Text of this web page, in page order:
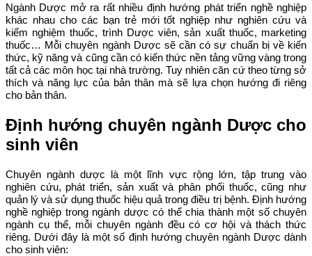
Ngành Dược mở ra rất nhiều định hướng phát triển nghề nghiệp
khác nhau cho các bạn trẻ mới tốt nghiệp như nghiên cứu và
kiểm nghiệm thuốc, trình Dược viên, sản xuất thuốc, marketing
thuốc… Mỗi chuyên ngành Dược sẽ cần có sự chuẩn bị về kiến
thức, kỹ năng và cũng cần có kiến thức nền tảng vững vàng trong
tất cả các môn học tại nhà trường. Tuy nhiên căn cứ theo từng sở
thích và năng lực của bản thân mà sẽ lựa chọn hướng đi riêng
cho bản thân.
Định hướng chuyên ngành Dược cho
sinh viên
Chuyên ngành dược là một lĩnh vực rộng lớn, tập trung vào
nghiên cứu, phát triển, sản xuất và phân phối thuốc, cũng như
quản lý và sử dụng thuốc hiệu quả trong điều trị bệnh. Định hướng
nghề nghiệp trong ngành dược có thể chia thành một số chuyên
ngành cụ thể, mỗi chuyên ngành đều có cơ hội và thách thức
riêng. Dưới đây là một số định hướng chuyên ngành Dược dành
cho sinh viên: